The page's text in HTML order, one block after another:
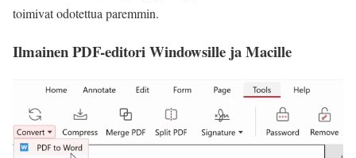
toimivat odotettua paremmin.
Ilmainen PDF-editori Windowsille ja Macille